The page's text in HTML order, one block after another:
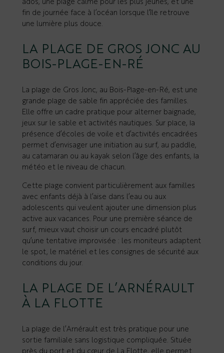
ados, une plage calme pour les plus jeunes, et une
fin de journée face à l’océan lorsque l’île retrouve
une lumière plus douce.
LA PLAGE DE GROS JONC AU
BOIS-PLAGE-EN-RÉ
La plage de Gros Jonc, au Bois-Plage-en-Ré, est une
grande plage de sable fin appréciée des familles.
Elle offre un cadre pratique pour alterner baignade,
jeux sur le sable et activités nautiques. Sur place, la
présence d’écoles de voile et d’activités encadrées
permet d’envisager une initiation au surf, au paddle,
au catamaran ou au kayak selon l’âge des enfants, la
météo et le niveau de chacun.
Cette plage convient particulièrement aux familles
avec enfants déjà à l’aise dans l’eau ou aux
adolescents qui veulent ajouter une dimension plus
active aux vacances. Pour une première séance de
surf, mieux vaut choisir un cours encadré plutôt
qu’une tentative improvisée : les moniteurs adaptent
le spot, le matériel et les consignes de sécurité aux
conditions du jour.
LA PLAGE DE L’ARNÉRAULT
À LA FLOTTE
La plage de l’Arnérault est très pratique pour une
sortie familiale sans logistique compliquée. Située